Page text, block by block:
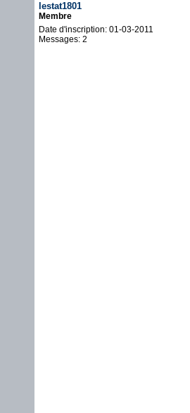
lestat1801
Membre
Date d'inscription: 01-03-2011
Messages: 2